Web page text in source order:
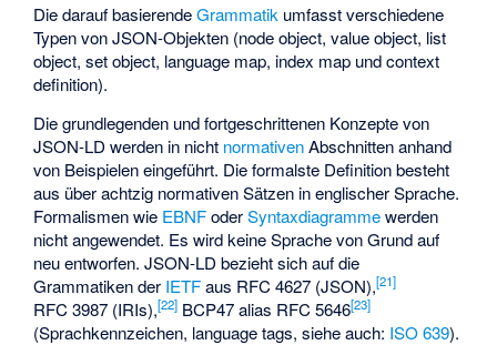
Die darauf basierendeGrammatik umfasst verschiedene
Typen von JSON-Objekten (node object, value object, list
object, set object, language map, index map und context
definition).
Die grundlegenden und fortgeschrittenen Konzepte von
JSON-LD werden in nicht normativenAbschnitten anhand
von Beispielen eingeführt. Die formalste Definition besteht
aus über achtzig normativen Sätzen in englischer Sprache.
Formalismen wie EBNFoderSyntaxdiagrammewerden
nicht angewendet. Es wird keine Sprache von Grund auf
neu entworfen. JSON-LD bezieht sich auf die
Grammatiken der IETFaus RFC 4627 (JSON),[21]
RFC 3987 (IRIs),[22] BCP47 alias RFC 5646[23]
(Sprachkennzeichen, language tags, siehe auch: ISO 639).